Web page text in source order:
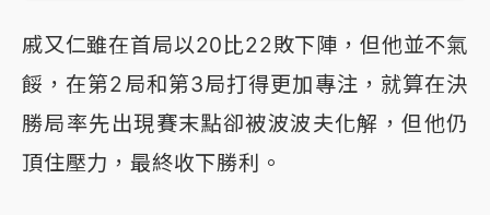
戚又仁雖在首局以20比22敗下陣，但他並不氣
餒，在第2局和第3局打得更加專注，就算在決
勝局率先出現賽末點卻被波波夫化解，但他仍
頂住壓力，最終收下勝利。